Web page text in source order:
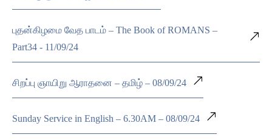
புதன்கிழமை வேத பாடம் – The Book of ROMANS –
Part34 - 11/09/24
சிறப்பு ஞாயிறு ஆராதனை – தமிழ் – 08/09/24
Sunday Service in English – 6.30AM – 08/09/24